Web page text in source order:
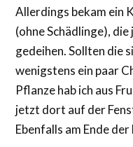
Allerdings bekam ein
(ohne Schädlinge),
gedeihen. Sollten die
wenigstens ein paar
Pflanze hab ich aus
jetzt dort auf der
Ebenfalls am Ende der